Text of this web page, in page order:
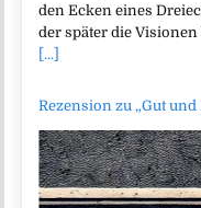
den Ecken eines
der später die
[...]
Rezension zu „Gut und